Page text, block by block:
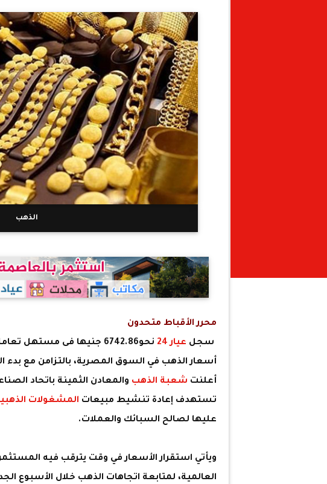
الذهب
محرر الأقباط متحدون
سجل عيار 24
أسعار الذهب في السوق المصرية، بالتزامن مع بدء
أعلنت شعبة الذهب والمعادن الثمينة باتحاد
تستهدف إعادة تنشيط مبيعات المشغولات
عليها لصالح السبائك والعملات.
ويأتي استقرار الأسعار في وقت يترقب فيه
العالمية، لمتابعة اتجاهات الذهب خلال الأسبوع